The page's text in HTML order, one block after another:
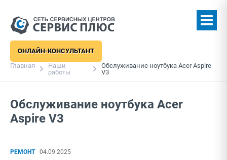
ОНЛАЙН-КОНСУЛЬТАНТ
Главная
Наши
работы
Обслуживание ноутбука Acer Aspire
V3
Обслуживание ноутбука Acer
Aspire V3
РЕМОНТ 04.09.2025